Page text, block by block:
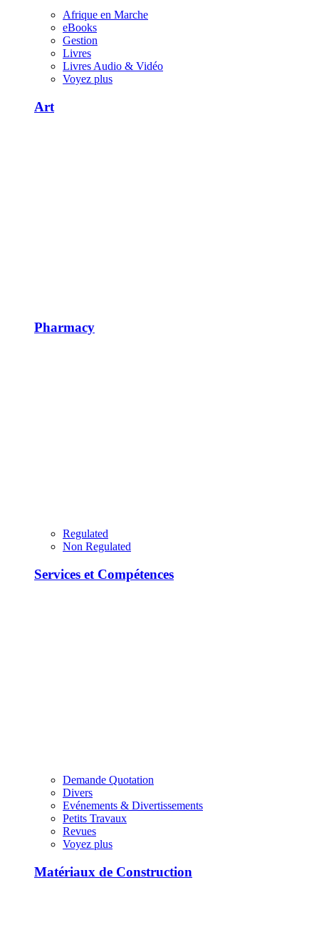
Afrique en Marche
eBooks
Gestion
Livres
Livres Audio & Vidéo
Voyez plus
Art
Pharmacy
Regulated
Non Regulated
Services et Compétences
Demande Quotation
Divers
Evénements & Divertissements
Petits Travaux
Revues
Voyez plus
Matériaux de Construction